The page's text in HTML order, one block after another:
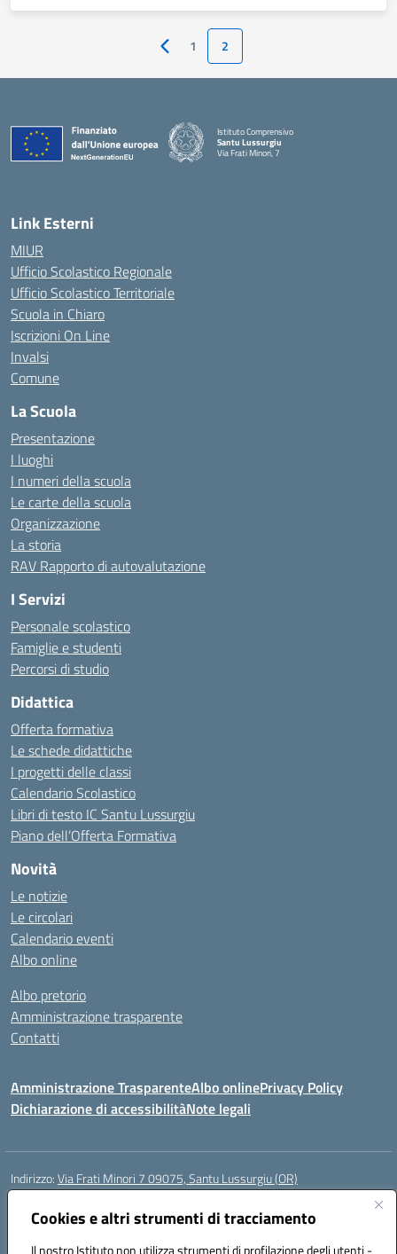
Cookies e altri strumenti di tracciamento
Il nostro Istituto non utilizza strumenti di profilazione degli utenti -
Pagina precedente
1 2
Istituto Comprensivo
Santu Lussurgiu
Via Frati Minori, 7
Link Esterni
MIUR
Ufficio Scolastico Regionale
Ufficio Scolastico Territoriale
Scuola in Chiaro
Iscrizioni On Line
Invalsi
Comune
La Scuola
Presentazione
I luoghi
I numeri della scuola
Le carte della scuola
Organizzazione
La storia
RAV Rapporto di autovalutazione
I Servizi
Personale scolastico
Famiglie e studenti
Percorsi di studio
Didattica
Offerta formativa
Le schede didattiche
I progetti delle classi
Calendario Scolastico
Libri di testo IC Santu Lussurgiu
Piano dell’Offerta Formativa
Novità
Le notizie
Le circolari
Calendario eventi
Albo online
Albo pretorio
Amministrazione trasparente
Contatti
Amministrazione TrasparenteAlbo onlinePrivacy Policy
Dichiarazione di accessibilitàNote legali
Indirizzo:Via Frati Minori 7 09075, Santu Lussurgiu (OR)
Centralino:
Posta elettronica certificata (PEC):oric80600g@pec.istruzione.it
Codice fiscale: 90027780957